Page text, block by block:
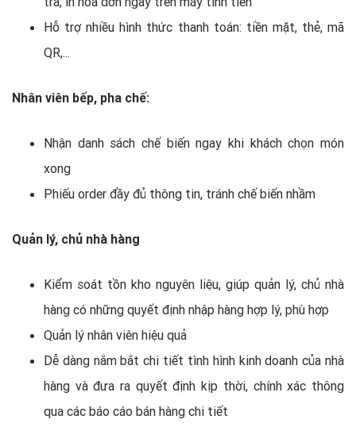
Hỗ trợ nhiều hình thức thanh toán: tiền mặt, thẻ, mã
QR,...
Nhân viên bếp, pha chế:
Nhận danh sách chế biến ngay khi khách chọn món
xong
Phiếu order đầy đủ thông tin, tránh chế biến nhầm
Quản lý, chủ nhà hàng
Kiểm soát tồn kho nguyên liệu, giúp quản lý, chủ nhà
hàng có những quyết định nhập hàng hợp lý, phù hợp
Quản lý nhân viên hiệu quả
Dễ dàng nắm bắt chi tiết tình hình kinh doanh của nhà
hàng và đưa ra quyết định kịp thời, chính xác thông
qua các báo cáo bán hàng chi tiết